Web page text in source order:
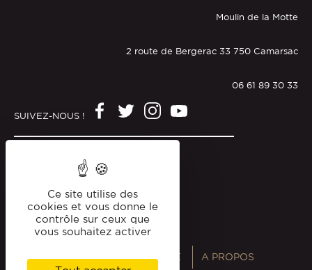
Moulin de la Motte
2 route de Bergerac 33 750 Camarsac
06 61 89 30 33
SUIVEZ-NOUS !
Politique de confidentialité
ANNUAIRES MAGAZINE A PROPOS
Ce site utilise des
cookies et vous donne le
contrôle sur ceux que
vous souhaitez activer